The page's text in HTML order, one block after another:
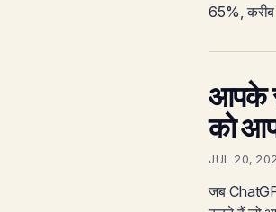
65%,
आपके
को
JUL 20,
जब